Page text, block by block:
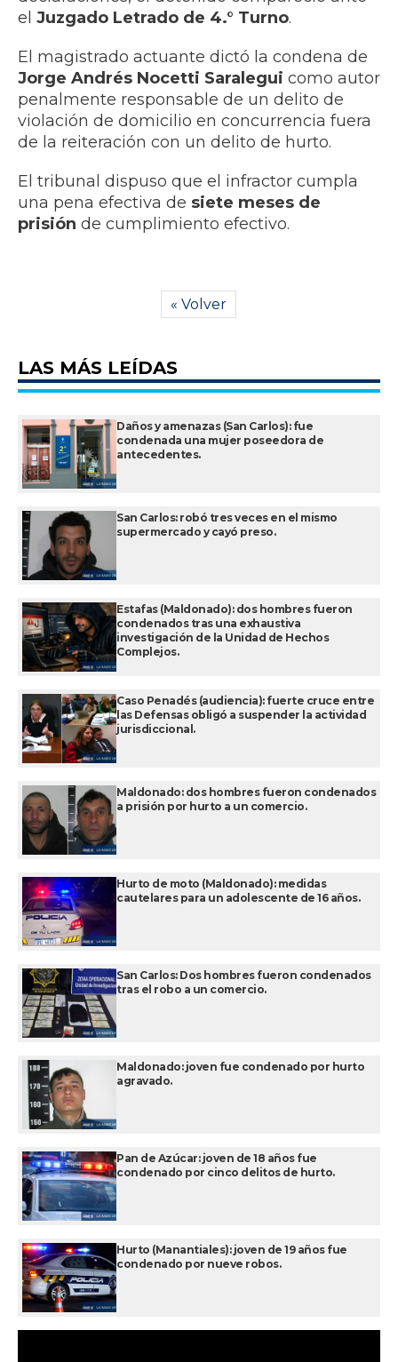
el Juzgado Letrado de 4.° Turno.
El magistrado actuante dictó la condena de
Jorge Andrés Nocetti Saralegui como autor
penalmente responsable de un delito de
violación de domicilio en concurrencia fuera
de la reiteración con un delito de hurto.
El tribunal dispuso que el infractor cumpla
una pena efectiva de siete meses de
prisión de cumplimiento efectivo.
« Volver
LAS MÁS LEÍDAS
Daños y amenazas (San Carlos): fue
condenada una mujer poseedora de
antecedentes.
San Carlos: robó tres veces en el mismo
supermercado y cayó preso.
Estafas (Maldonado): dos hombres fueron
condenados tras una exhaustiva
investigación de la Unidad de Hechos
Complejos.
Caso Penadés (audiencia): fuerte cruce entre
las Defensas obligó a suspender la actividad
jurisdiccional.
Maldonado: dos hombres fueron condenados
a prisión por hurto a un comercio.
Hurto de moto (Maldonado): medidas
cautelares para un adolescente de 16 años.
San Carlos: Dos hombres fueron condenados
tras el robo a un comercio.
Maldonado: joven fue condenado por hurto
agravado.
Pan de Azúcar: joven de 18 años fue
condenado por cinco delitos de hurto.
Hurto (Manantiales): joven de 19 años fue
condenado por nueve robos.